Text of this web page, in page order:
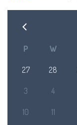
P W
27 28
3 4
10 11